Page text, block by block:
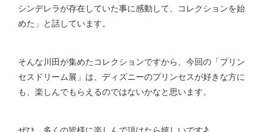
シンデレラが存在していた事に感動して、コレクションを始
めた」と話しています。
そんな川田が集めたコレクションですから、今回の「プリン
セスドリーム展」は、ディズニーのプリンセスが好きな方に
も、楽しんでもらえるのではないかなと思います。